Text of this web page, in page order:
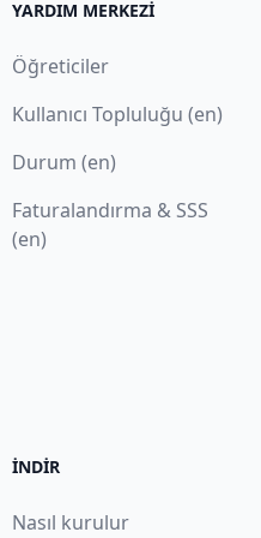
YARDIM MERKEZI
Öğreticiler
Kullanıcı Topluluğu (en)
Durum (en)
Faturalandırma & SSS
(en)
İNDIR
Nasıl kurulur